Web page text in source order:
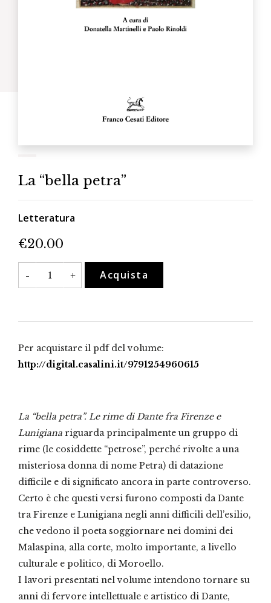
La “bella petra”
Letteratura
€20.00
-
La
"bella
petra"
+ Acquista
Per acquistare il pdf del volume:
http://digital.casalini.it/9791254960615
La “bella petra”. Le rime di Dante fra Firenze e
Lunigiana riguarda principalmente un gruppo di
rime (le cosiddette “petrose”, perché rivolte a una
misteriosa donna di nome Petra) di datazione
difficile e di significato ancora in parte controverso.
Certo è che questi versi furono composti da Dante
tra Firenze e Lunigiana negli anni difficili dell’esilio,
che vedono il poeta soggiornare nei domini dei
Malaspina, alla corte, molto importante, a livello
culturale e politico, di Moroello.
I lavori presentati nel volume intendono tornare su
anni di fervore intellettuale e artistico di Dante,